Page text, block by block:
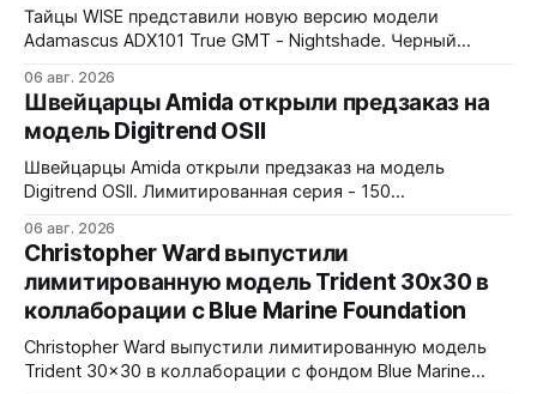
Тайцы WISE представили новую версию модели
Adamascus ADX101 True GMT - Nightshade. Черный
Ceramic, стрелки и индексы Gungrey. 40x12,4x47,75 мм.
Корпус и браслет - сталь 904L, опционально ремешок
X1 FKM Rubber. Сапфировое стекло спереди и сзади с
внутренним AR-покрытием. Безель двунаправленный на
72 клика.
06 авг. 2026
Швейцарцы Amida открыли предзаказ на
модель Digitrend OSII
Швейцарцы Amida открыли предзаказ на модель
Digitrend OSII. Лимитированная серия - 150
Верхняя часть корпуса выполнена из цельного блока
сапфира с призмой, отображающей прыгающие часы и
бегущие минуты вертикально. Подсветка C1 X1 BL
Super-LumiNova на индексах - впервые в истории
Digitrend дисплей светится в темноте.
06 авг. 2026
Christopher Ward выпустили
лимитированную модель Trident 30x30 в
коллаборации с Blue Marine Foundation
Christopher Ward выпустили лимитированную модель
Trident 30x30 в коллаборации с фондом Blue Marine